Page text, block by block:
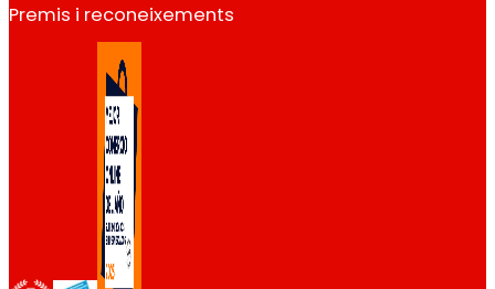
Premis i reconeixements